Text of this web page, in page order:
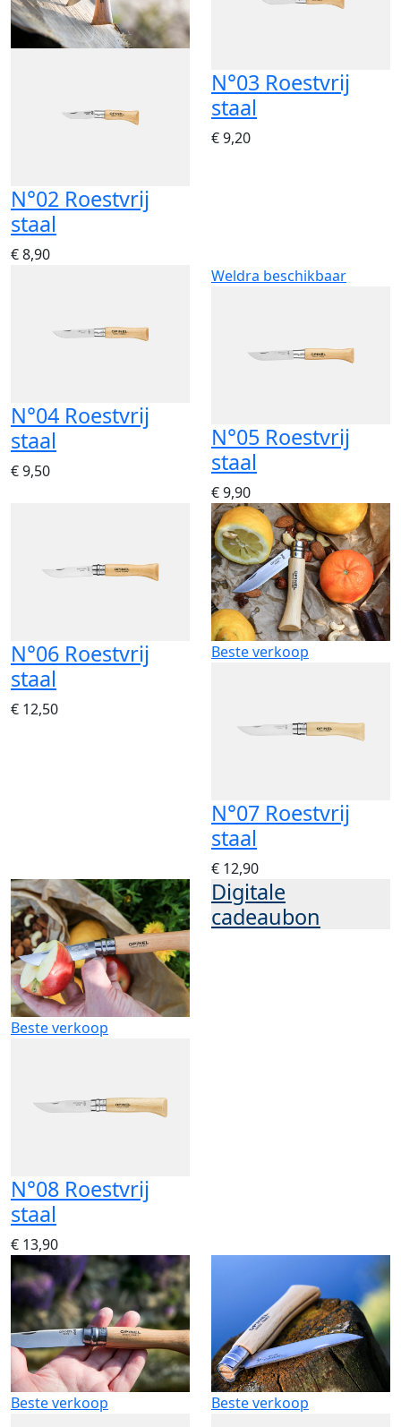
N°02 Roestvrij
staal
€ 8,90
N°03 Roestvrij
staal
€ 9,20
N°04 Roestvrij
staal
€ 9,50
Weldra beschikbaar
N°05 Roestvrij
staal
€ 9,90
N°06 Roestvrij
staal
€ 12,50
Beste verkoop
N°07 Roestvrij
staal
€ 12,90
Beste verkoop
N°08 Roestvrij
staal
€ 13,90
Digitale
cadeaubon
Beste verkoop Beste verkoop